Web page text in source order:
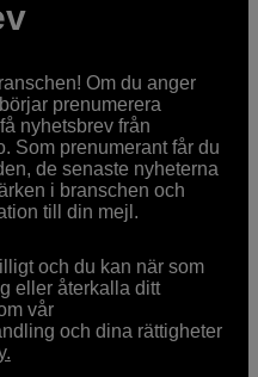
Om du anger
prenumerera
nyhetsbrev från
Som prenumerant får du
de senaste nyheterna
i branschen och
till din mejl.
och du kan när som
eller återkalla ditt
vår
och dina rättigheter